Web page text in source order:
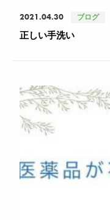
2021.04.30 ブログ
正しい手洗い